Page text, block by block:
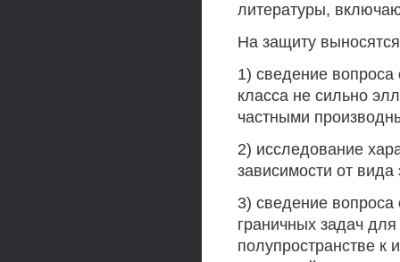
литературы,
На защиту
1) сведение
класса не сильно
частными
2) исследование
зависимости от вида
3) сведение
граничных задач
полупространстве к